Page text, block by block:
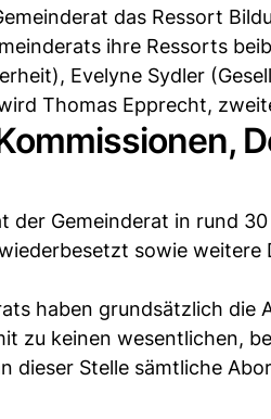
das Ressort
ihre Ressorts
Evelyne Sydler
Thomas Epprecht,
der Gemeinderat in rund
sowie
haben grundsätzlich die
zu keinen wesentlichen,
dieser Stelle sämtliche